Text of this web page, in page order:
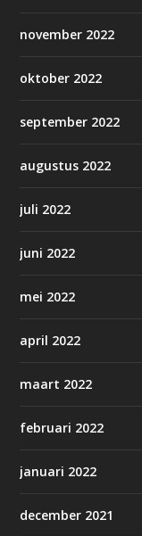
november 2022
oktober 2022
september 2022
augustus 2022
juli 2022
juni 2022
mei 2022
april 2022
maart 2022
februari 2022
januari 2022
december 2021